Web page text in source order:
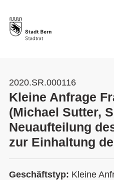
2020.SR.000116
Kleine Anfrage
(Michael Sutter,
Neuaufteilung
zur Einhaltung
Geschäftstyp: Kleine